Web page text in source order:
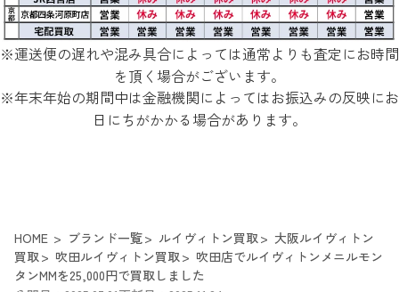
※運送便の遅れや混み具合によっては通常よりも査定にお時間
を頂く場合がございます。
※年末年始の期間中は金融機関によってはお振込みの反映にお
日にちがかかる場合があります。
HOME ブランド一覧 ルイヴィトン買取
大阪ルイヴィトン
買取
吹田ルイヴィトン買取
吹田店でルイヴィトンメニルモン
タンMMを25,000円で買取しました